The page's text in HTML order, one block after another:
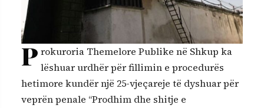
P rokuroria Themelore Publike në Shkup ka
lëshuar urdhër për fillimin e procedurës
hetimore kundër një 25-vjeçareje të dyshuar për
veprën penale “Prodhim dhe shitje e